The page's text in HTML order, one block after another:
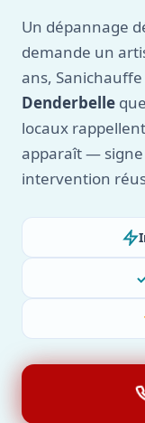
Un dépannage
demande un
ans, Sanichauffe
Denderbelle
locaux
apparaît — signe
intervention